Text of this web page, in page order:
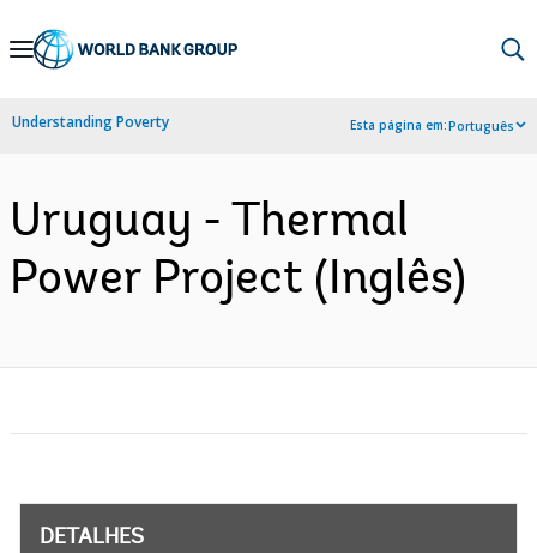
Skip
Navigation
Understanding Poverty Esta página em:Português
Uruguay - Thermal
Power Project (Inglês)
DETALHES